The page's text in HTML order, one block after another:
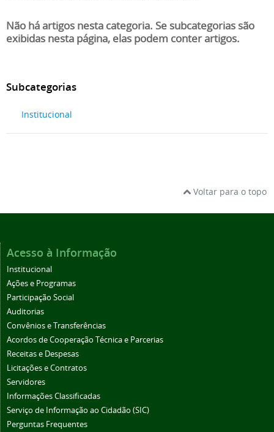
Não há artigos nesta categoria. Se subcategorias são
exibidas nesta página, elas podem conter artigos.
Subcategorias
Institucional
Voltar para o topo
Acesso à Informação
Institucional
Ações e Programas
Participação Social
Auditorias
Convênios e Transferências
Acordos de Cooperação Técnica e Parcerias
Receitas e Despesas
Licitações e Contratos
Servidores
Informações Classificadas
Serviço de Informação ao Cidadão (SIC)
Perguntas Frequentes